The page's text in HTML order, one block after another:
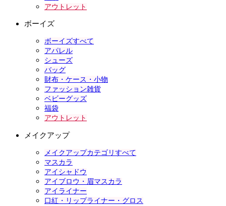
アウトレット
ボーイズ
ボーイズすべて
アパレル
シューズ
バッグ
財布・ケース・小物
ファッション雑貨
ベビーグッズ
福袋
アウトレット
メイクアップ
メイクアップカテゴリすべて
マスカラ
アイシャドウ
アイブロウ・眉マスカラ
アイライナー
口紅・リップライナー・グロス